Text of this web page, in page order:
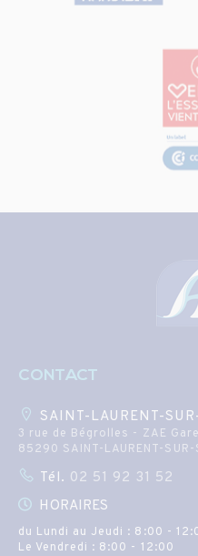
CONTACT
SAINT-LAURENT-
3 rue de Bégrolles - ZAE Gare
85290 SAINT-LAURENT-SUR-
Tél. 02 51 92 31 52
HORAIRES
du Lundi au Jeudi : 8:00 -
Le Vendredi : 8:00 - 12:00